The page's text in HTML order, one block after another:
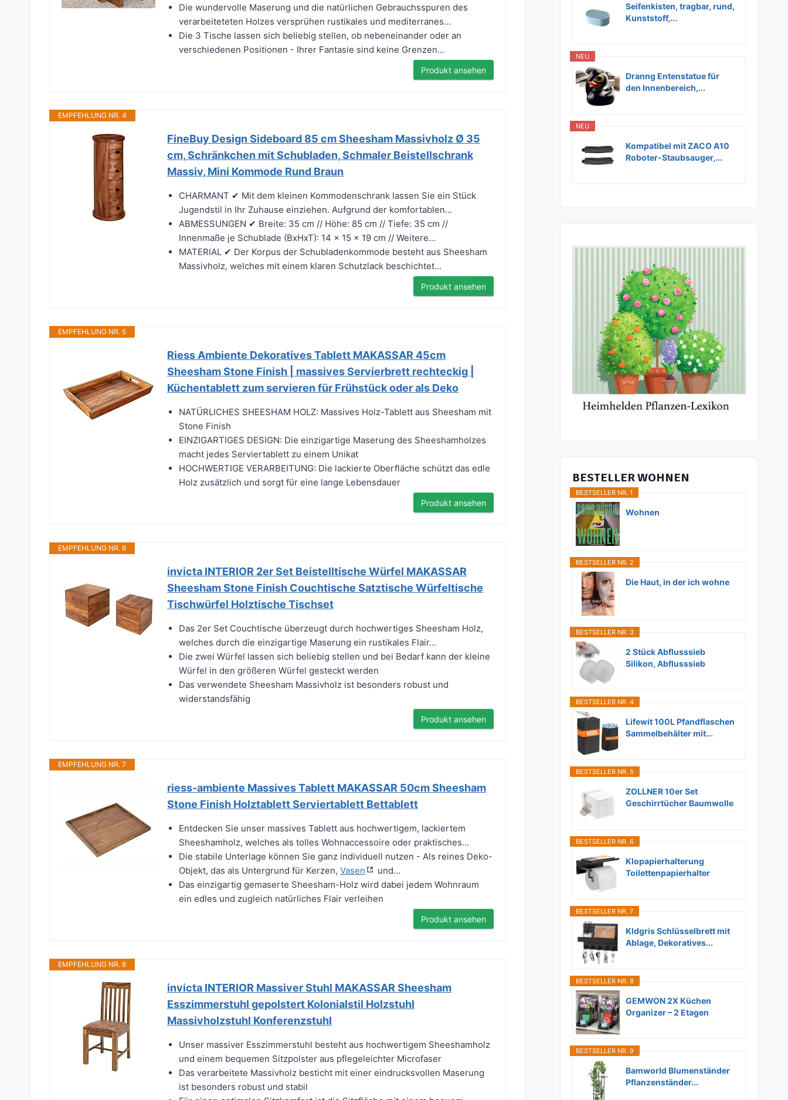
Die wundervolle Maserung und die natürlichen Gebrauchsspuren des
verarbeiteteten Holzes versprühen rustikales und mediterranes...
Die 3 Tische lassen sich beliebig stellen, ob nebeneinander oder an
verschiedenen Positionen - Ihrer Fantasie sind keine Grenzen...
Produkt ansehen
EMPFEHLUNG NR. 4
FineBuy Design Sideboard 85 cm Sheesham Massivholz Ø 35
cm, Schränkchen mit Schubladen, Schmaler Beistellschrank
Massiv, Mini Kommode Rund Braun
CHARMANT ✔ Mit dem kleinen Kommodenschrank lassen Sie ein Stück
Jugendstil in Ihr Zuhause einziehen. Aufgrund der komfortablen...
ABMESSUNGEN ✔ Breite: 35 cm // Höhe: 85 cm // Tiefe: 35 cm //
Innenmaße je Schublade (BxHxT): 14 x 15 x 19 cm // Weitere...
MATERIAL ✔ Der Korpus der Schubladenkommode besteht aus Sheesham
Massivholz, welches mit einem klaren Schutzlack beschichtet...
Produkt ansehen
EMPFEHLUNG NR. 5
Riess Ambiente Dekoratives Tablett MAKASSAR 45cm
Sheesham Stone Finish | massives Servierbrett rechteckig |
Küchentablett zum servieren für Frühstück oder als Deko
NATÜRLICHES SHEESHAM HOLZ: Massives Holz-Tablett aus Sheesham mit
Stone Finish
EINZIGARTIGES DESIGN: Die einzigartige Maserung des Sheeshamholzes
macht jedes Serviertablett zu einem Unikat
HOCHWERTIGE VERARBEITUNG: Die lackierte Oberfläche schützt das edle
Holz zusätzlich und sorgt für eine lange Lebensdauer
Produkt ansehen
EMPFEHLUNG NR. 6
invicta INTERIOR 2er Set Beistelltische Würfel MAKASSAR
Sheesham Stone Finish Couchtische Satztische Würfeltische
Tischwürfel Holztische Tischset
Das 2er Set Couchtische überzeugt durch hochwertiges Sheesham Holz,
welches durch die einzigartige Maserung ein rustikales Flair...
Die zwei Würfel lassen sich beliebig stellen und bei Bedarf kann der kleine
Würfel in den größeren Würfel gesteckt werden
Das verwendete Sheesham Massivholz ist besonders robust und
widerstandsfähig
Produkt ansehen
EMPFEHLUNG NR. 7
riess-ambiente Massives Tablett MAKASSAR 50cm Sheesham
Stone Finish Holztablett Serviertablett Bettablett
Entdecken Sie unser massives Tablett aus hochwertigem, lackiertem
Sheeshamholz, welches als tolles Wohnaccessoire oder praktisches...
Die stabile Unterlage können Sie ganz individuell nutzen - Als reines Deko-
Objekt, das als Untergrund für Kerzen, Vasen
und...
Das einzigartig gemaserte Sheesham-Holz wird dabei jedem Wohnraum
ein edles und zugleich natürliches Flair verleihen
Produkt ansehen
EMPFEHLUNG NR. 8
invicta INTERIOR Massiver Stuhl MAKASSAR Sheesham
Esszimmerstuhl gepolstert Kolonialstil Holzstuhl
Massivholzstuhl Konferenzstuhl
Unser massiver Esszimmerstuhl besteht aus hochwertigem Sheeshamholz
und einem bequemen Sitzpolster aus pflegeleichter Microfaser
Das verarbeitete Massivholz besticht mit einer eindrucksvollen Maserung
ist besonders robust und stabil
Seifenkisten, tragbar, rund,
Kunststoff,...
NEU
Dranng Entenstatue für
den Innenbereich,...
NEU
Kompatibel mit ZACO A10
Roboter-Staubsauger,...
BESTELLER WOHNEN
BESTSELLER NR. 1
Wohnen
BESTSELLER NR. 2
Die Haut, in der ich wohne
BESTSELLER NR. 3
2 Stück Abflusssieb
Silikon, Abflusssieb
BESTSELLER NR. 4
Lifewit 100L Pfandflaschen
Sammelbehälter mit...
BESTSELLER NR. 5
ZOLLNER 10er Set
Geschirrtücher Baumwolle
BESTSELLER NR. 6
Klopapierhalterung
Toilettenpapierhalter
BESTSELLER NR. 7
Kldgris Schlüsselbrett mit
Ablage, Dekoratives...
BESTSELLER NR. 8
GEMWON 2X Küchen
Organizer – 2 Etagen
BESTSELLER NR. 9
Bamworld Blumenständer
Pflanzenständer...